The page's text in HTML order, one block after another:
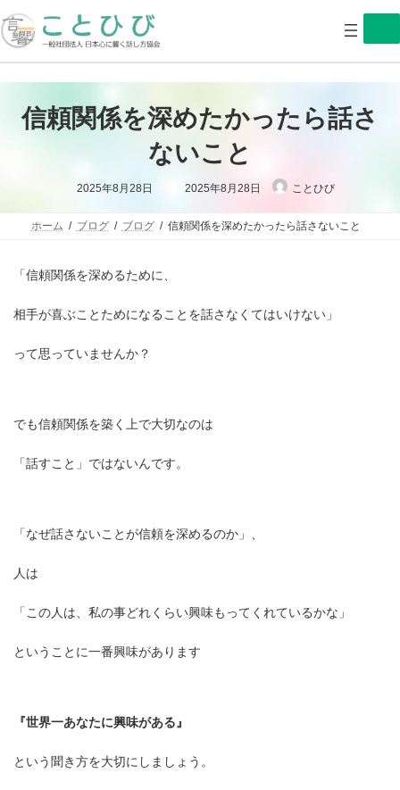
ン
テ
へ
ビ
ゲ
ョ
信頼関係を深めたかったら話さ
ないこと
2025年8月28日
終
日
時
2025年8月28日 ことひび
ホーム ブログ ブログ 信頼関係を深めたかったら話さないこと
「信頼関係を深めるために、
相手が喜ぶことためになることを話さなくてはいけない」
って思っていませんか？
でも信頼関係を築く上で大切なのは
「話すこと」ではないんです。
「なぜ話さないことが信頼を深めるのか」、
人は
「この人は、私の事どれくらい興味もってくれているかな」
ということに一番興味があります
『世界一あなたに興味がある』
という聞き方を大切にしましょう。